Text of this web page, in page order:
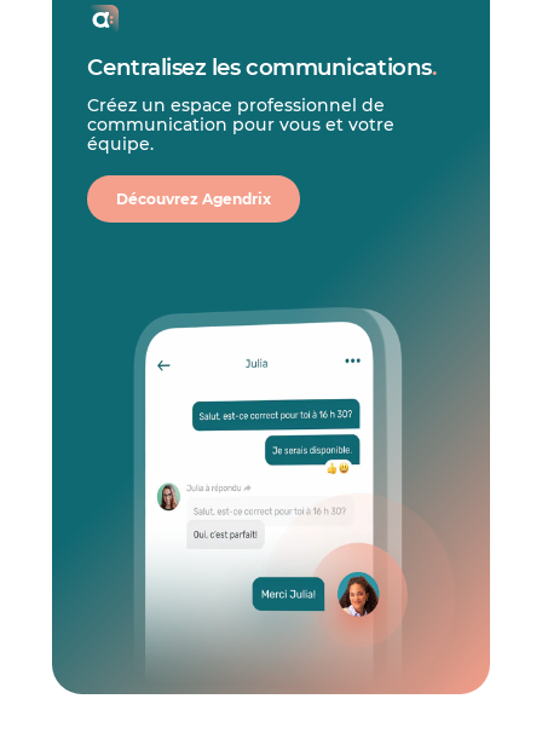
Centralisez les communications.
Créez un espace professionnel de
communication pour vous et votre
équipe.
Découvrez Agendrix